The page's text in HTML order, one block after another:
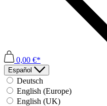
0,00 €*
Español
Deutsch
English (Europe)
English (UK)